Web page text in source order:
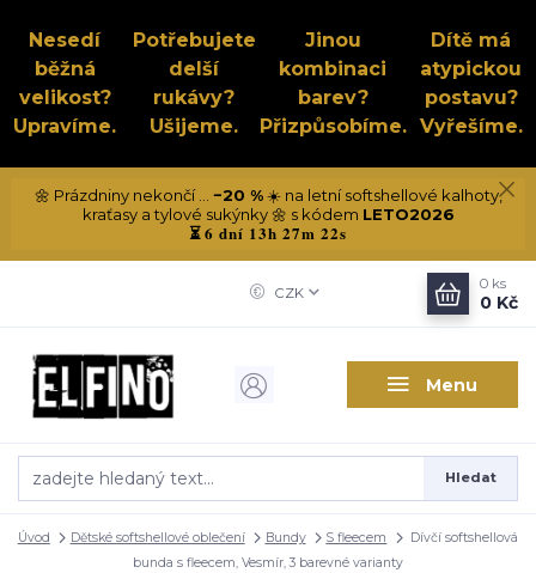
Nesedí
běžná
velikost?
Upravíme.
Potřebujete
delší
rukávy?
Ušijeme.
Jinou
kombinaci
barev?
Přizpůsobíme.
Dítě má
atypickou
postavu?
Vyřešíme.
🌼 Prázdniny nekončí ... −20 %☀️ na letní softshellové kalhoty,
kraťasy a tylové sukýnky 🌼 s kódem LETO2026
⏳6 dní 13h 27m 22s
Menu
CZK
Hledat
0 ks
0 Kč
Úvod Dětské softshellové oblečení Bundy S fleecem
Dívčí softshellová
bunda s fleecem, Vesmír, 3 barevné varianty